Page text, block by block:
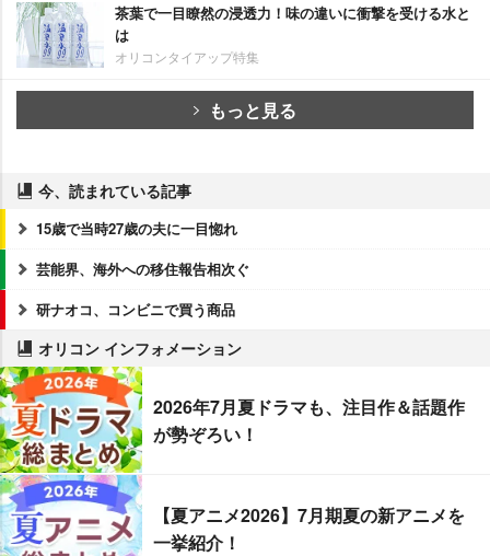
茶葉で一目瞭然の浸透力！味の違いに衝撃を受ける水と
は
オリコンタイアップ特集
もっと見る
今、読まれている記事
15歳で当時27歳の夫に一目惚れ
芸能界、海外への移住報告相次ぐ
研ナオコ、コンビニで買う商品
オリコン インフォメーション
2026年7月夏ドラマも、注目作＆話題作
が勢ぞろい！
【夏アニメ2026】7月期夏の新アニメを
一挙紹介！